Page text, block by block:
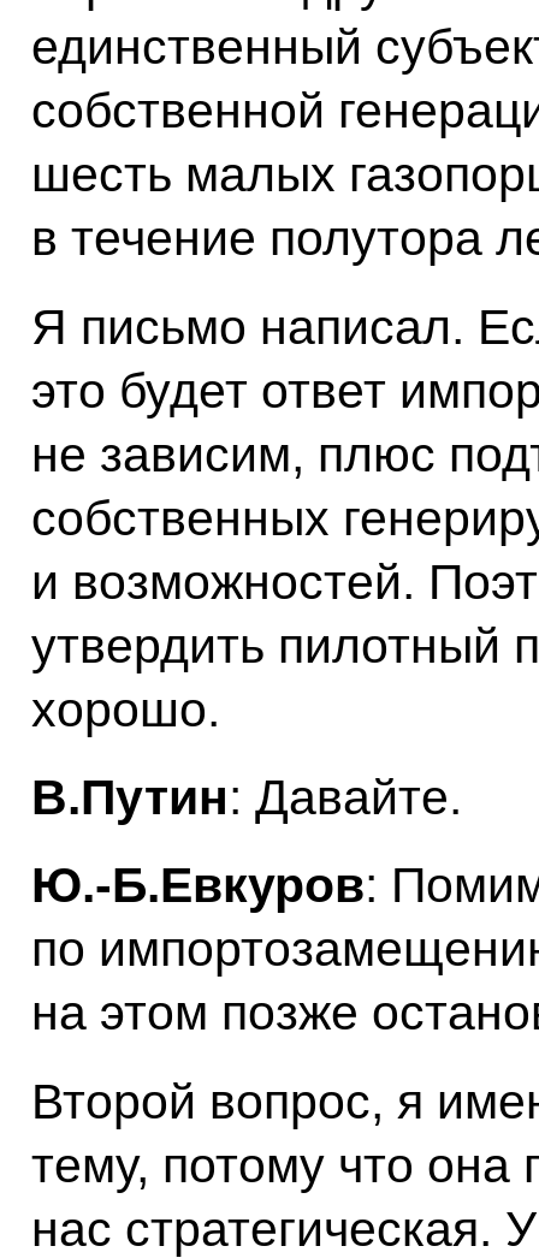
единственный
собственной
шесть малых
в течение полутора
Я письмо написал.
это будет ответ
не зависим, плюс
собственных
и возможностей.
утвердить пилотный
хорошо.
В.Путин: Давайте.
Ю.-Б.Евкуров:
по
на этом позже
Второй вопрос, я
тему, потому что она
нас стратегическая.